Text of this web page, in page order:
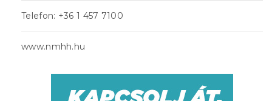
Telefon: +36 1 457 7100
www.nmhh.hu